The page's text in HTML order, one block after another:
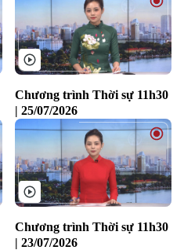
Chương trình Thời sự 11h30
| 25/07/2026
Chương trình Thời sự 11h30
| 23/07/2026